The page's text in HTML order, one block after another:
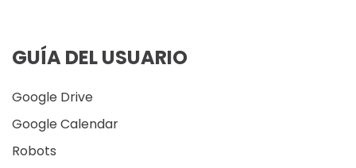
GUÍA DEL USUARIO
Google Drive
Google Calendar
Robots